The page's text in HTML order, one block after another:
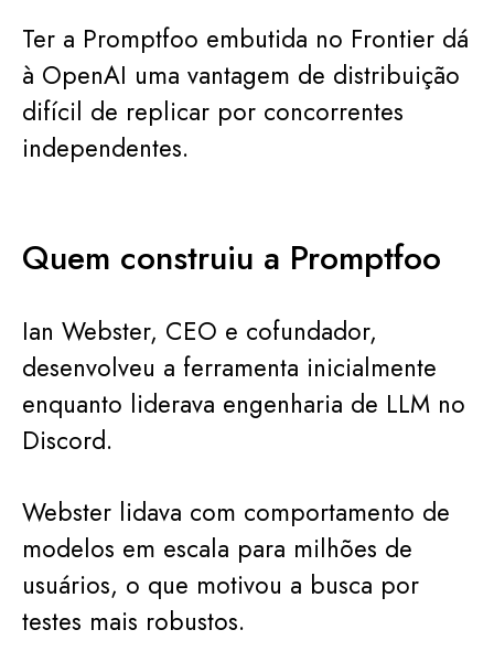
Ter a Promptfoo embutida no Frontier dá
à OpenAI uma vantagem de distribuição
difícil de replicar por concorrentes
independentes.
Quem construiu a Promptfoo
Ian Webster, CEO e cofundador,
desenvolveu a ferramenta inicialmente
enquanto liderava engenharia de LLM no
Discord.
Webster lidava com comportamento de
modelos em escala para milhões de
usuários, o que motivou a busca por
testes mais robustos.